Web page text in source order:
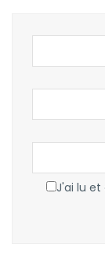
J'ai lu